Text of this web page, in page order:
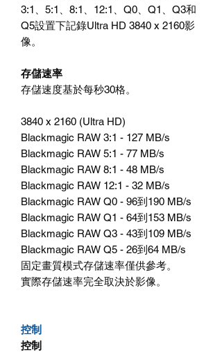
3:1、5:1、8:1、12:1、Q0、Q1、Q3和
Q5設置下記錄Ultra HD 3840 x 2160影
像。
存儲速率
存儲速度基於每秒30格。
3840 x 2160 (Ultra HD)
Blackmagic RAW 3:1 - 127 MB/s
Blackmagic RAW 5:1 - 77 MB/s
Blackmagic RAW 8:1 - 48 MB/s
Blackmagic RAW 12:1 - 32 MB/s
Blackmagic RAW Q0 - 96到190 MB/s
Blackmagic RAW Q1 - 64到153 MB/s
Blackmagic RAW Q3 - 43到109 MB/s
Blackmagic RAW Q5 - 26到64 MB/s
固定畫質模式存儲速率僅供參考。
實際存儲速率完全取決於影像。
控制
控制